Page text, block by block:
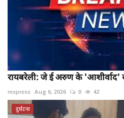
रायबरेली: जे ई अरुण के 'आशीर्वाद'
rexpress Aug 6, 2026 0 42
दुर्घटना